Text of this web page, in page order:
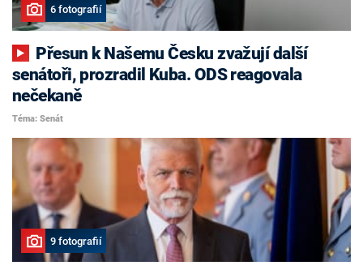
6 fotografií
senátoři, prozradil Kuba. ODS reagovala
nečekaně
Téma: Senát
9 fotografií